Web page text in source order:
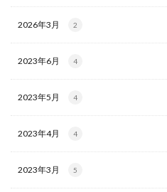
2026年3月 2
2023年6月 4
2023年5月 4
2023年4月 4
2023年3月 5